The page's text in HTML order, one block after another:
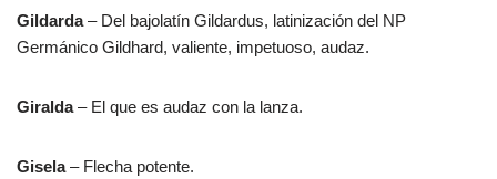
Gildarda– Del bajolatín Gildardus, latinización del NP
Germánico Gildhard, valiente, impetuoso, audaz.
Giralda– El que es audaz con la lanza.
Gisela– Flecha potente.